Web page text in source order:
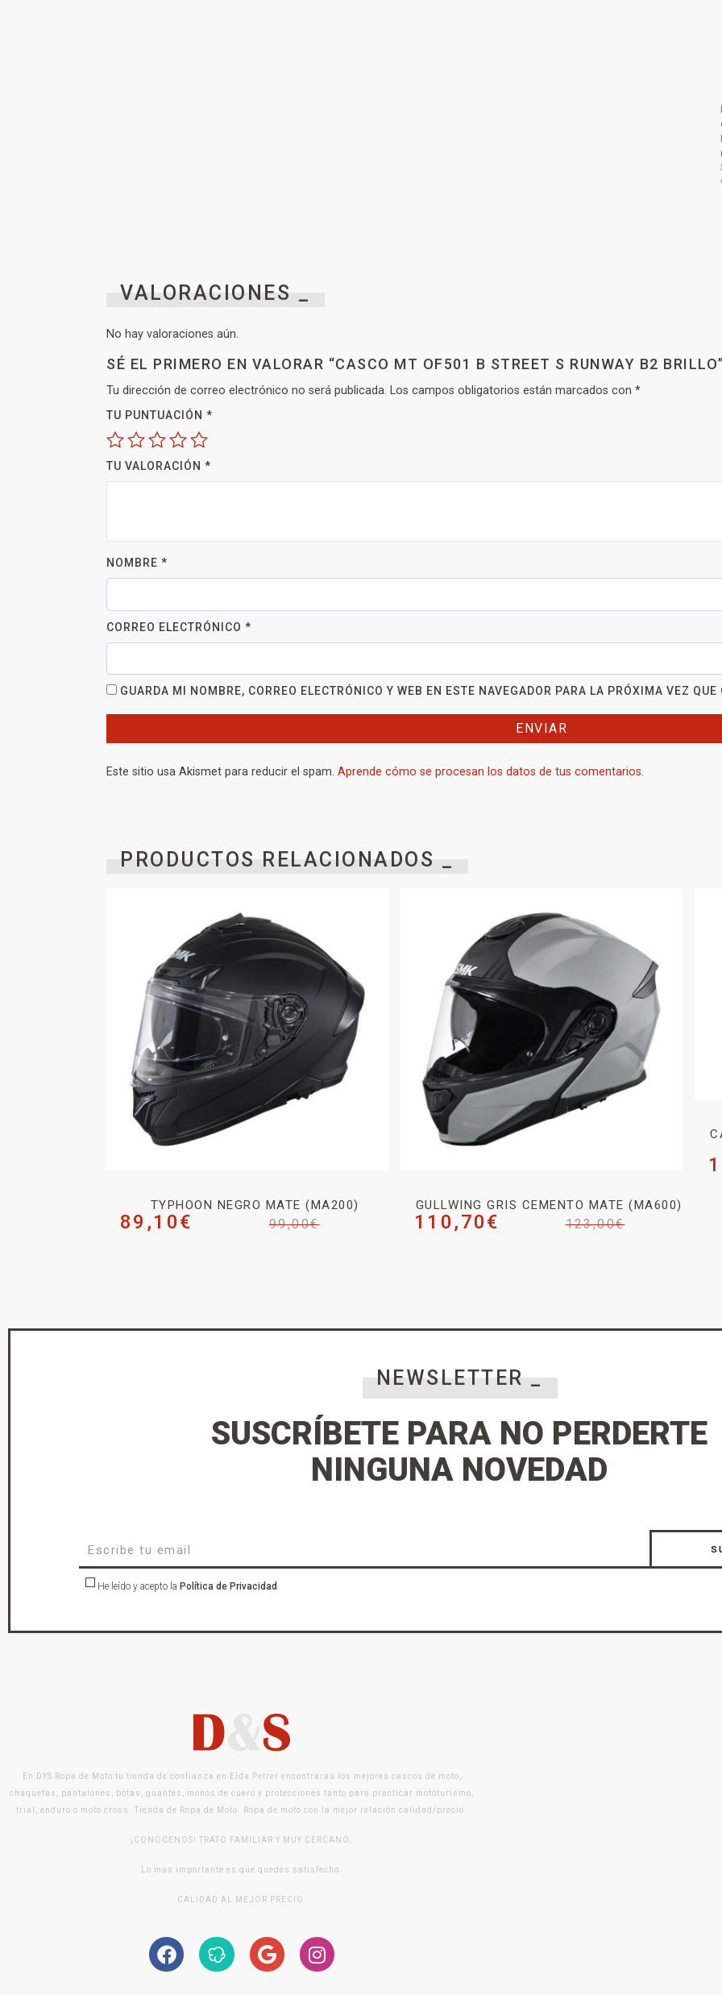
VALORACIONES _
No hay valoraciones aún.
SÉ EL PRIMERO EN VALORAR “CASCO MT OF501 B STREET S RUNWAY B2
Tu dirección de correo electrónico no será publicada. Los campos obligatorios están marcados con *
TU PUNTUACIÓN *
TU VALORACIÓN *
NOMBRE *
CORREO ELECTRÓNICO *
GUARDA MI NOMBRE, CORREO ELECTRÓNICO Y WEB EN ESTE NAVEGADOR PARA LA PRÓXIMA VEZ QUE
Este sitio usa Akismet para reducir el spam. Aprende cómo se procesan los datos de tus comentarios.
PRODUCTOS RELACIONADOS _
TYPHOON NEGRO MATE (MA200)
99,00€
89,10€
GULLWING GRIS CEMENTO MATE (MA600)
123,00€
110,70€
NEWSLETTER _
SUSCRÍBETE PARA NO PERDERTE
NINGUNA NOVEDAD
He leído y acepto la Política de Privacidad
En DYS Ropa de Moto tu tienda de confianza en Elda Petrer encontraras los mejores cascos de moto,
chaquetas, pantalones, botas, guantes, monos de cuero y protecciones tanto para practicar mototurismo,
trial, enduro o moto cross. Tienda de Ropa de Moto. Ropa de moto con la mejor relación calidad/precio.
¡CONOCENOS! TRATO FAMILIAR Y MUY CERCANO.
Lo mas importante es que quedes satisfecho.
CALIDAD AL MEJOR PRECIO.